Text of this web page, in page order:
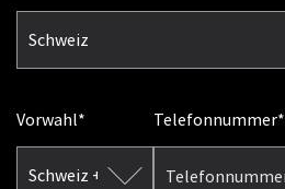
Vorwahl Telefonnummer